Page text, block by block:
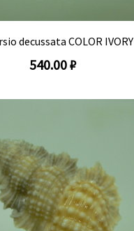
decussata COLOR IVORY
540.00 ₽